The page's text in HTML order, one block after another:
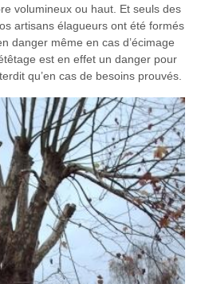
volumineux ou haut. Et seuls des
artisans élagueurs ont été formés
danger même en cas d’écimage
est en effet un danger pour
qu’en cas de besoins prouvés.